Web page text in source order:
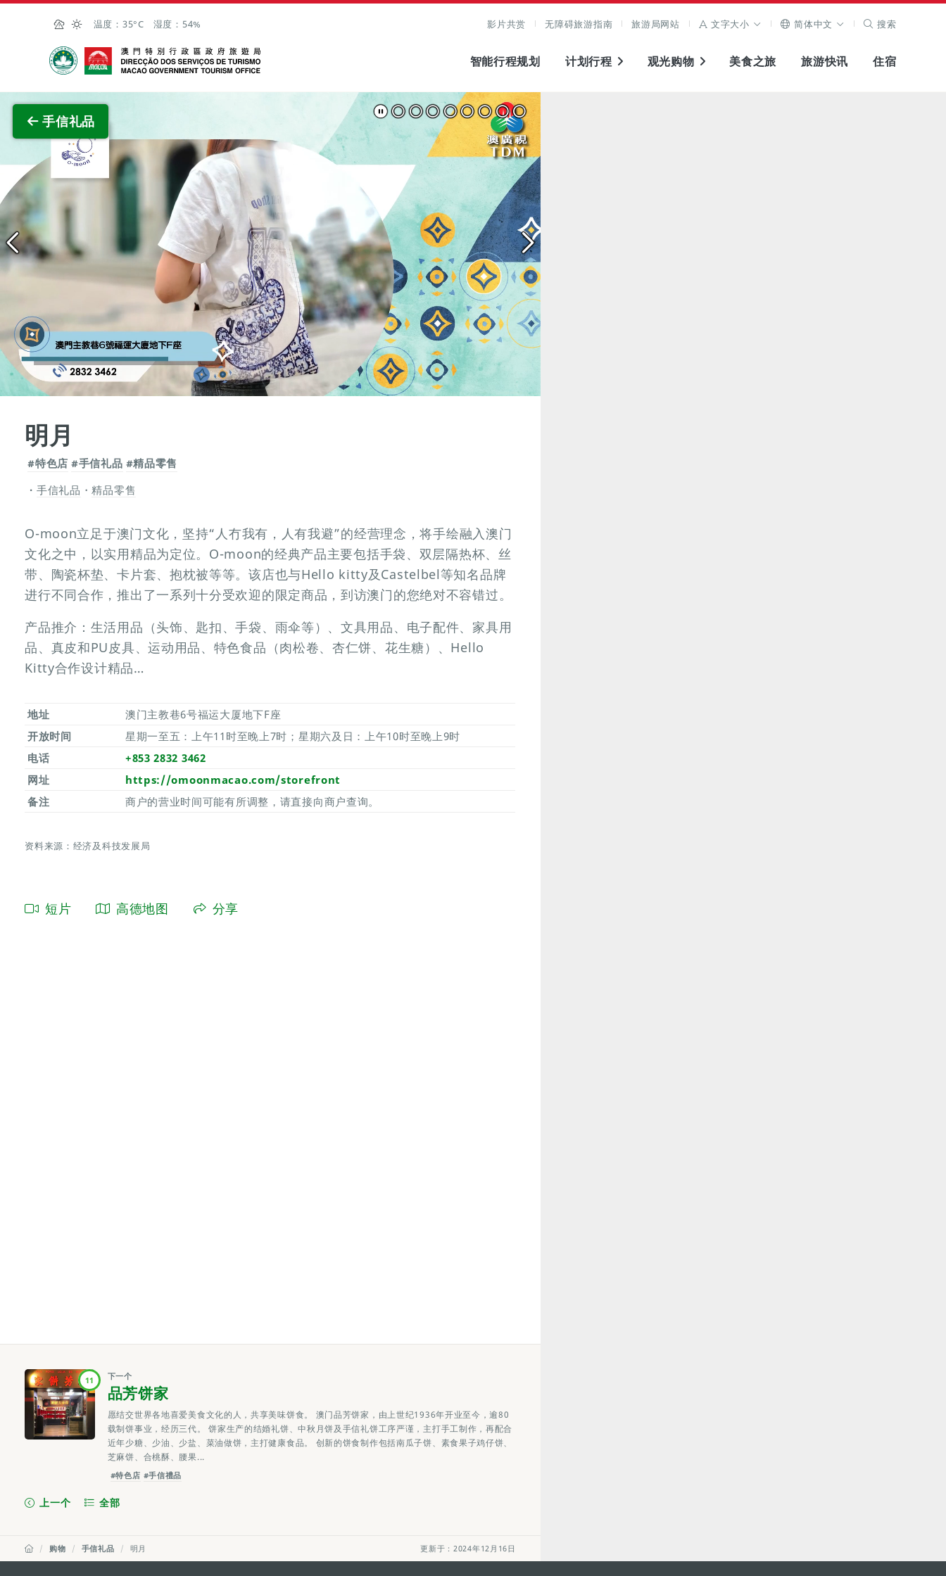
跳至主内容
温度： 35°C 湿度： 54% 影片共赏 无障碍旅游指南 旅游局网站 文字大小 简体中文 搜索
澳门特别行政区政府旅游局
智能行程规划 计划行程 观光购物 美食之旅 旅游快讯 住宿
手信礼品
明月
#特色店 #手信礼品 #精品零售
手信礼品 ・精品零售
O-moon立足于澳门文化，坚持“人冇我有，人有我避”的经营理念，将手绘融入澳门
文化之中，以实用精品为定位。O-moon的经典产品主要包括手袋、双层隔热杯、丝
带、陶瓷杯垫、卡片套、抱枕被等等。该店也与Hello kitty及Castelbel等知名品牌
进行不同合作，推出了一系列十分受欢迎的限定商品，到访澳门的您绝对不容错过。
产品推介：生活用品（头饰、匙扣、手袋、雨伞等）、文具用品、电子配件、家具用
品、真皮和PU皮具、运动用品、特色食品（肉松卷、杏仁饼、花生糖）、Hello
Kitty合作设计精品…
地址
澳门主教巷6号福运大厦地下F座
开放时间
星期一至五：上午11时至晚上7时；星期六及日：上午10时至晚上9时
电话
+853 2832 3462
网址
https://omoonmacao.com/storefront
备注
商户的营业时间可能有所调整，请直接向商户查询。
资料来源：经济及科技发展局
短片 高德地图 分享
11 下一个
品芳饼家
愿结交世界各地喜爱美食文化的人，共享美味饼食。 澳门品芳饼家，由上世纪1936年开业至今，逾80
载制饼事业，经历三代。 饼家生产的结婚礼饼、中秋月饼及手信礼饼工序严谨，主打手工制作，再配合
近年少糖、少油、少盐、菜油做饼，主打健康食品。 创新的饼食制作包括南瓜子饼、素食果子鸡仔饼、
芝麻饼、合桃酥、腰果...
#特色店 #手信禮品
上一个 全部
更新于：2024年12月16日
购物 手信礼品 明月